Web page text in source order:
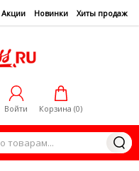
Акции Новинки Хиты продаж
Войти Корзина (0)